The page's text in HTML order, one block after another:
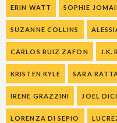
ERIN WATT SOPHIE
SUZANNE COLLINS
CARLOS RUIZ ZAFON J.K.
KRISTEN KYLE SARA
IRENE GRAZZINI JOEL
LORENZA DI SEPIO